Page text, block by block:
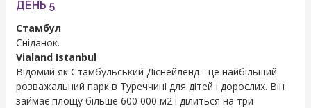
ДЕНЬ 5
Стамбул
Сніданок.
Vialand Istanbul
Відомий як Стамбульський Діснейленд - це найбільший
розважальний парк в Туреччині для дітей і дорослих. Він
займає площу більше 600 000 м2 і ділиться на три